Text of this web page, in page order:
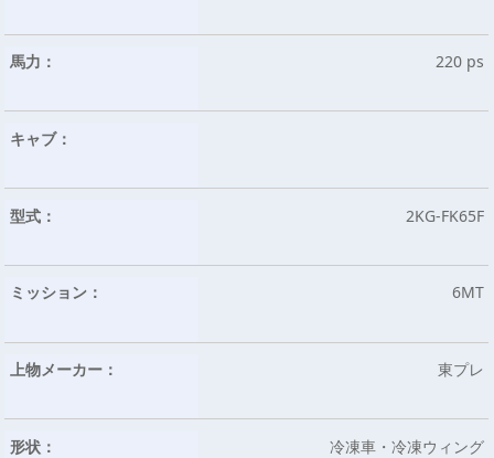
馬力： 220 ps
キャブ：
型式： 2KG-FK65F
ミッション： 6MT
上物メーカー： 東プレ
形状： 冷凍車・冷凍ウィング